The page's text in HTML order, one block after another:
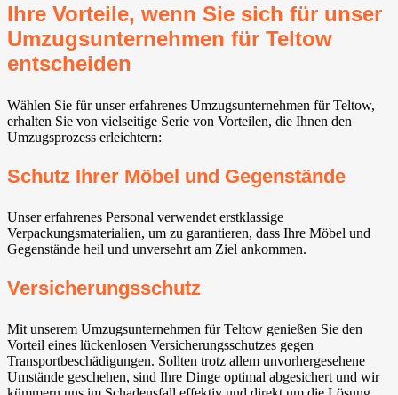
Ihre Vorteile, wenn Sie sich für unser
Umzugsunternehmen für Teltow
entscheiden
Wählen Sie für unser erfahrenes Umzugsunternehmen für Teltow,
erhalten Sie von vielseitige Serie von Vorteilen, die Ihnen den
Umzugsprozess erleichtern:
Schutz Ihrer Möbel und Gegenstände
Unser erfahrenes Personal verwendet erstklassige
Verpackungsmaterialien, um zu garantieren, dass Ihre Möbel und
Gegenstände heil und unversehrt am Ziel ankommen.
Versicherungsschutz
Mit unserem Umzugsunternehmen für Teltow genießen Sie den
Vorteil eines lückenlosen Versicherungsschutzes gegen
Transportbeschädigungen. Sollten trotz allem unvorhergesehene
Umstände geschehen, sind Ihre Dinge optimal abgesichert und wir